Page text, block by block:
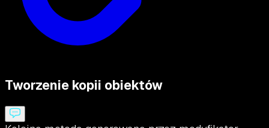
Tworzenie kopii obiektów